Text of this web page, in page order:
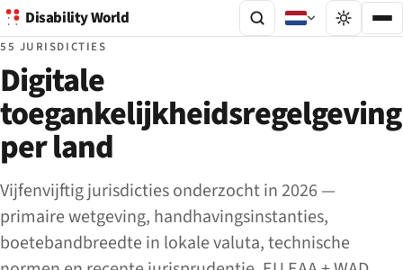
Disability World
55 JURISDICTIES
Digitale
toegankelijkheidsregelgeving
per land
Vijfenvijftig jurisdicties onderzocht in 2026 —
primaire wetgeving, handhavingsinstanties,
boetebandbreedte in lokale valuta, technische